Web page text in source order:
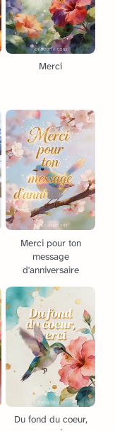
Merci
Merci pour ton
message
d'anniversaire
Du fond du coeur,